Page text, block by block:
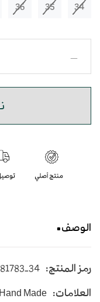
34
35
36
الوصف
يأتي بأرضية متوسطة
و طبقة اسفنجية
رمز المنتج: 34
العلامات: Hand Made